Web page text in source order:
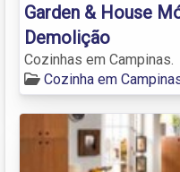
Garden & House
Demolição
Cozinhas em Campinas.
Cozinha em